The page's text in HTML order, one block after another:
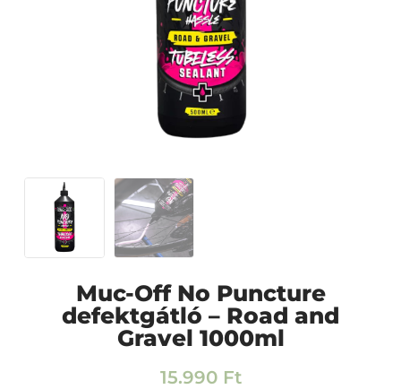
Muc-Off No Puncture
defektgátló – Road and
Gravel 1000ml
15.990 Ft